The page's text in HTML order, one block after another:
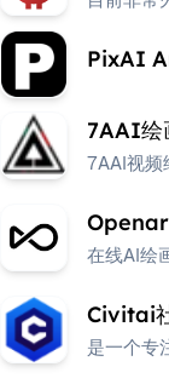
PixAI
7AAI绘
7AAI视频
在线AI绘
Civitai
是一个专